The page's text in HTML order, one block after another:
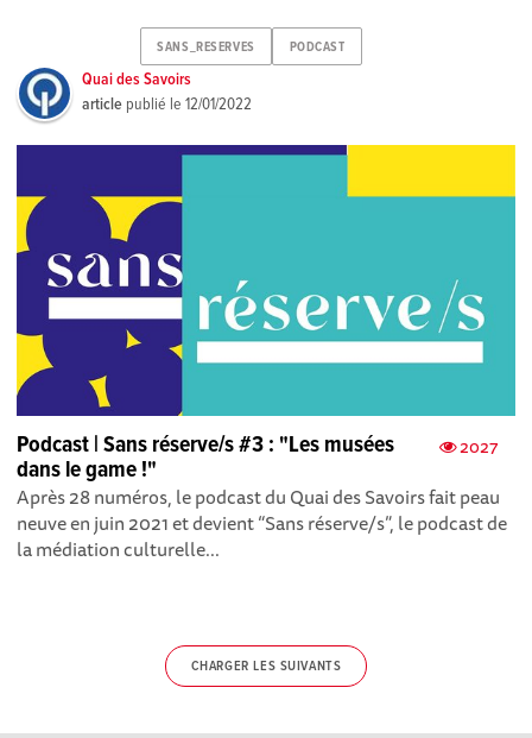
SANS_RESERVES PODCAST
Quai des Savoirs
article publié le12/01/2022
2027
Podcast | Sans réserve/s #3 : "Les musées
dans le game !"
Après 28 numéros , le podcast du Quai des Savoirs fait peau
neuve en juin 2021 et devient “Sans réserve/s”, le podcast de
la médiation culturelle...
CHARGER LES SUIVANTS